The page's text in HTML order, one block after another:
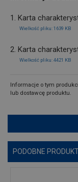
1. Karta
Wielkość pliku: 1639 KB
2. Karta
Wielkość pliku: 4421 KB
Informacje o tym
lub dostawcę produktu.
PODOBNE